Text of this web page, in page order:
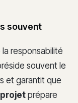
souvent
responsabilité
souvent le
et garantit que
prépare